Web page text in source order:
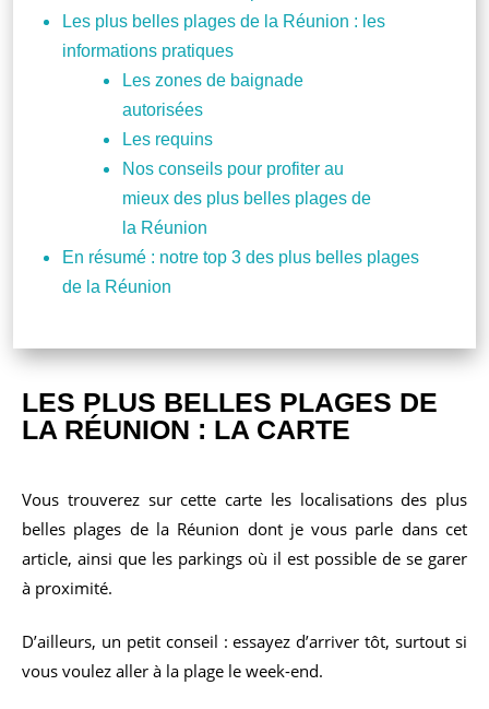
Les plus belles plages de la Réunion : les
informations pratiques
Les zones de baignade
autorisées
Les requins
Nos conseils pour profiter au
mieux des plus belles plages de
la Réunion
En résumé : notre top 3 des plus belles plages
de la Réunion
LES PLUS BELLES PLAGES DE
LA RÉUNION : LA CARTE
Vous trouverez sur cette carte les localisations des plus
belles plages de la Réunion dont je vous parle dans cet
article, ainsi que les parkings où il est possible de se garer
à proximité.
D’ailleurs, un petit conseil : essayez d’arriver tôt, surtout si
vous voulez aller à la plage le week-end.